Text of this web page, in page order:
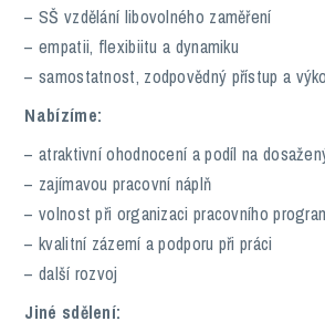
– SŠ vzdělání libovolného zaměření
– empatii, flexibiitu a dynamiku
– samostatnost, zodpovědný přístup a
Nabízíme:
– atraktivní ohodnocení a podíl na
– zajímavou pracovní náplň
– volnost při organizaci pracovního
– kvalitní zázemí a podporu při práci
– další rozvoj
Jiné sdělení: